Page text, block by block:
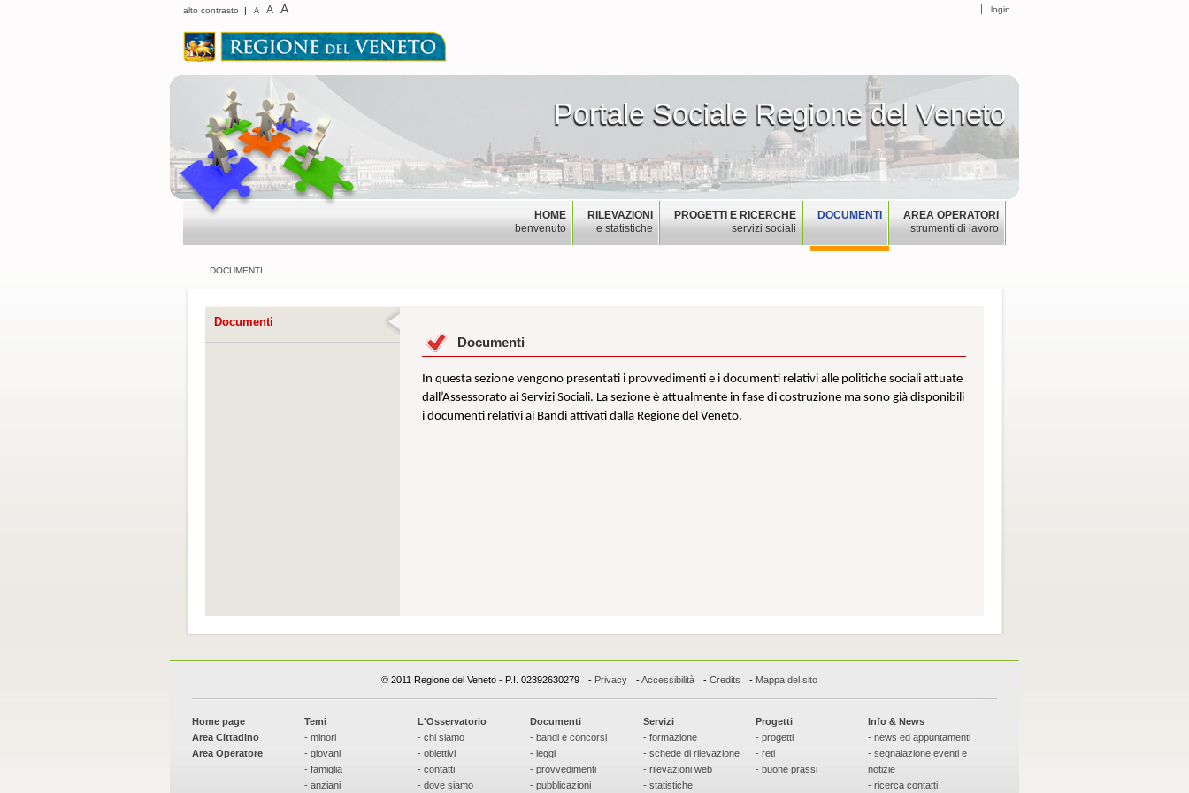
Portale Sociale Regione del Veneto
Portale Sociale Regione del Veneto
alto contrasto | A A A login
AREA OPERATORI
strumenti di lavoro
DOCUMENTI
PROGETTI E RICERCHE
servizi sociali
RILEVAZIONI
e statistiche
HOME
benvenuto
DOCUMENTI
Documenti
Documenti
In questa sezione vengono presentati i provvedimenti e i documenti relativi alle politiche sociali attuate
dall’Assessorato ai Servizi Sociali. La sezione è attualmente in fase di costruzione ma sono già disponibili
i documenti relativi ai Bandi attivati dalla Regione del Veneto.
© 2011 Regione del Veneto - P.I. 02392630279 - Privacy -Accessibilità - Credits - Mappa del sito
Home page
Area Cittadino
Area Operatore
Temi
- minori
- giovani
- famiglia
- anziani
L'Osservatorio
- chi siamo
- obiettivi
- contatti
- dove siamo
Documenti
- bandi e concorsi
- leggi
- provvedimenti
- pubblicazioni
Servizi
- formazione
- schede di rilevazione
- rilevazioni web
- statistiche
Progetti
- progetti
- reti
- buone prassi
Info & News
- news ed appuntamenti
- segnalazione eventi e
notizie
- ricerca contatti